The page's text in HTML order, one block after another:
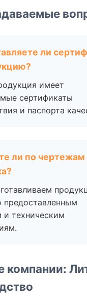
ли
имеет
сертификаты
и паспорта
ли по чертежам
предоставленным
и техническим
компании: